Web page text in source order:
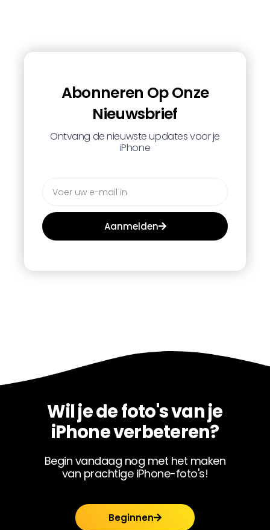
Abonneren Op Onze
Nieuwsbrief
Ontvang de nieuwste updates voor je
iPhone
Aanmelden
Wil je de foto's van je
iPhone verbeteren?
Begin vandaag nog met het maken
van prachtige iPhone-foto's!
Beginnen